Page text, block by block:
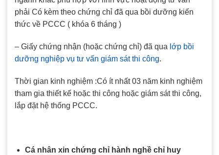
phải Có kèm theo chứng chỉ đã qua bồi dưỡng kiến
thức về PCCC ( khóa 6 tháng )
– Giấy chứng nhận (hoặc chứng chỉ) đã qua lớp bồi
dưỡng nghiệp vụ tư vấn giám sát thi công.
Thời gian kinh nghiệm :Có ít nhất 03 năm kinh nghiệm
tham gia thiết kế hoặc thi công hoặc giám sát thi công,
lắp đặt hệ thống PCCC.
Cá nhân xin chứng chỉ hành nghề chỉ huy